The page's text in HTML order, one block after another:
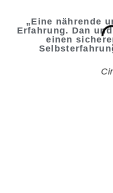
„Eine nährende
Erfahrung. Dan
einen